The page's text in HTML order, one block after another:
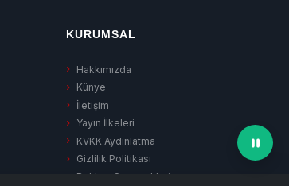
KURUMSAL
Hakkımızda
Künye
İletişim
Yayın İlkeleri
KVKK Aydınlatma
Gizlilik Politikası
Reklam Seçenekleri